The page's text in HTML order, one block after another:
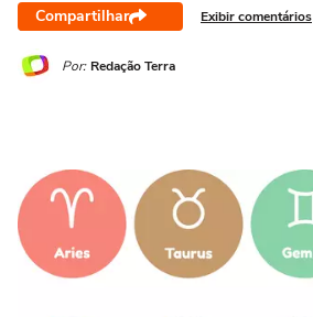
Compartilhar Exibir comentários
Por: Redação Terra